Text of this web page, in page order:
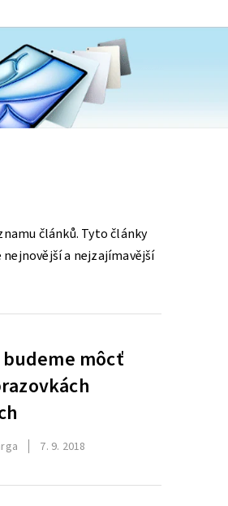
článků. Tyto články
a nejzajímavější
môcť
7. 9. 2018